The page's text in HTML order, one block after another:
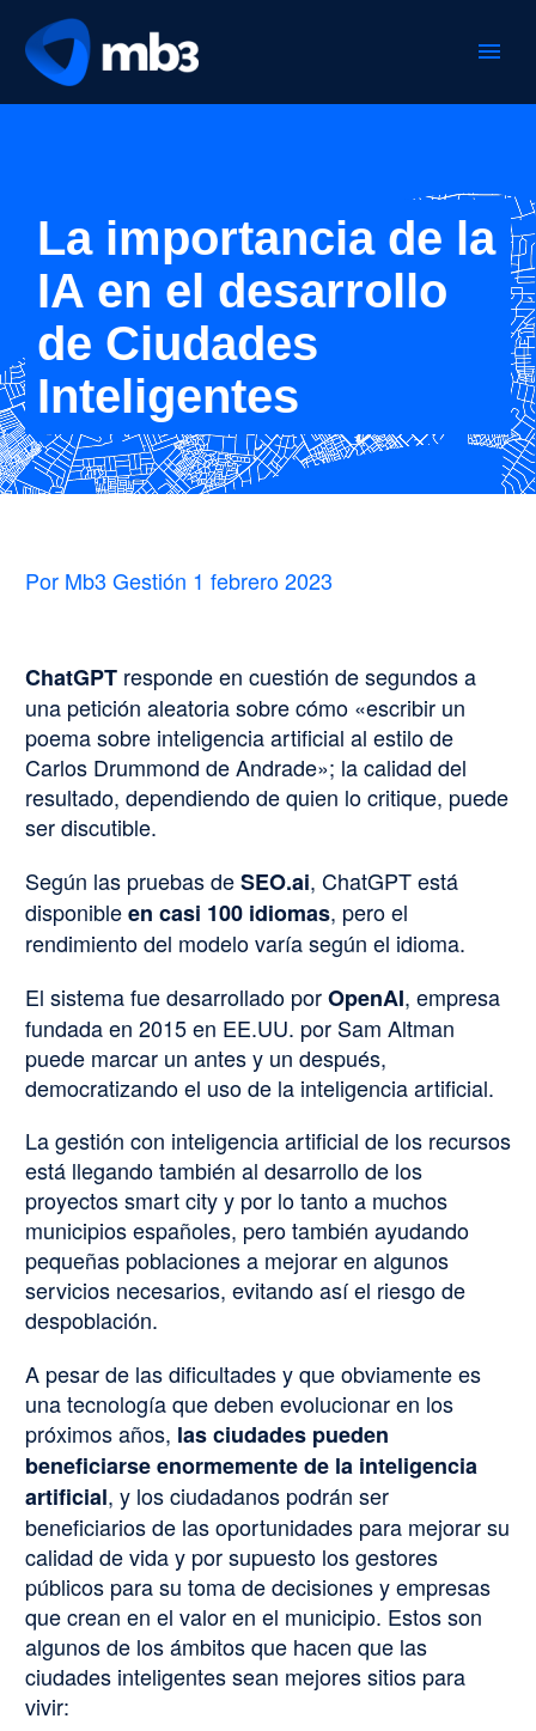
La importancia de la
IA en el desarrollo
de Ciudades
Inteligentes
Por Mb3 Gestión 1 febrero 2023
ChatGPT responde en cuestión de segundos a
una petición aleatoria sobre cómo «escribir un
poema sobre inteligencia artificial al estilo de
Carlos Drummond de Andrade»; la calidad del
resultado, dependiendo de quien lo critique, puede
ser discutible.
Según las pruebas deSEO.ai, ChatGPT está
disponibleen casi 100 idiomas, pero el
rendimiento del modelo varía según el idioma.
El sistema fue desarrollado porOpenAI, empresa
fundada en 2015 en EE.UU. por Sam Altman
puede marcar un antes y un después,
democratizando el uso de la inteligencia artificial.
La gestión con inteligencia artificial de los recursos
está llegando también al desarrollo de los
proyectos smart city y por lo tanto a muchos
municipios españoles, pero también ayudando
pequeñas poblaciones a mejorar en algunos
servicios necesarios, evitando así el riesgo de
despoblación.
A pesar de las dificultades y que obviamente es
una tecnología que deben evolucionar en los
próximos años, las ciudades pueden
beneficiarse enormemente de la inteligencia
artificial, y los ciudadanos podrán ser
beneficiarios de las oportunidades para mejorar su
calidad de vida y por supuesto los gestores
públicos para su toma de decisiones y empresas
que crean en el valor en el municipio. Estos son
algunos de los ámbitos que hacen que las
ciudades inteligentes sean mejores sitios para
vivir: